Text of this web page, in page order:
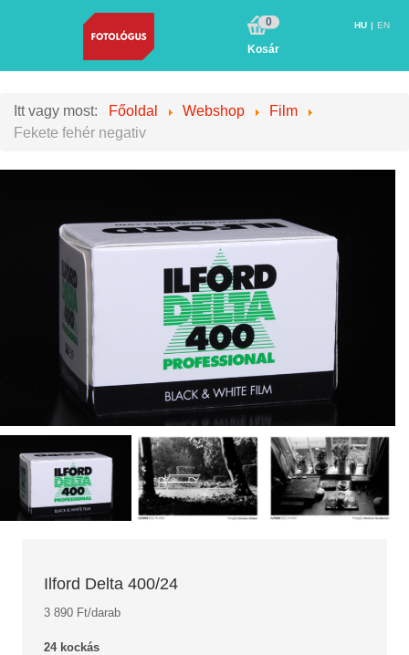
0
Kosár
HU EN
Itt vagy most: Főoldal Webshop
Film
Fekete fehér negativ
Ilford Delta 400/24
3 890 Ft/darab
24 kockás